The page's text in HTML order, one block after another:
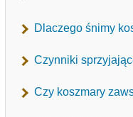
Dlaczego śnimy
Czynniki
Czy koszmary